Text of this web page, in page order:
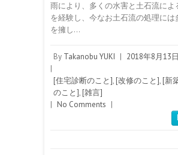
雨により、多くの水害と土石流によ
を経験し、今なお土石流の処理には
を擁し…
By Takanobu YUKI | 2018年8月13日
|
[住宅診断のこと], [改修のこと], [新
のこと], [雑言]
| No Comments |